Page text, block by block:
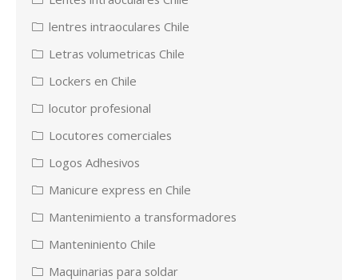
lentres intraoculares Chile
Letras volumetricas Chile
Lockers en Chile
locutor profesional
Locutores comerciales
Logos Adhesivos
Manicure express en Chile
Mantenimiento a transformadores
Manteniniento Chile
Maquinarias para soldar